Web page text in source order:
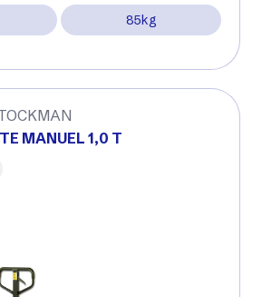
85kg
MANUEL 1,0 T